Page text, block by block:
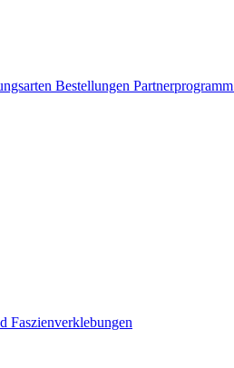
Bestellungen Partnerprogramm
Faszienverklebungen